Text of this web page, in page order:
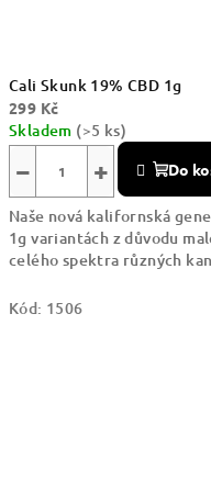
Cali Skunk 19% CBD 1g
299 Kč
Skladem (>5 ks)
+
− Do
Naše nová kalifornská
1g variantách z důvodu
celého spektra různých
Kód: 1506